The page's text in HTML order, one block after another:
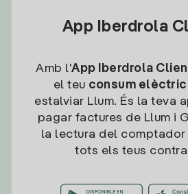
App Iberdrola
Amb l'App Iberdrola
el teu consum elèctric
estalviar Llum. És la teva
pagar factures de Llum i
la lectura del comptador
tots els teus